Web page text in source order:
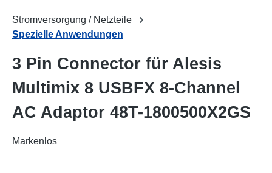
Stromversorgung / Netzteile
Spezielle Anwendungen
3 Pin Connector für Alesis
Multimix 8 USBFX 8-Channel
AC Adaptor 48T-1800500X2GS
Markenlos